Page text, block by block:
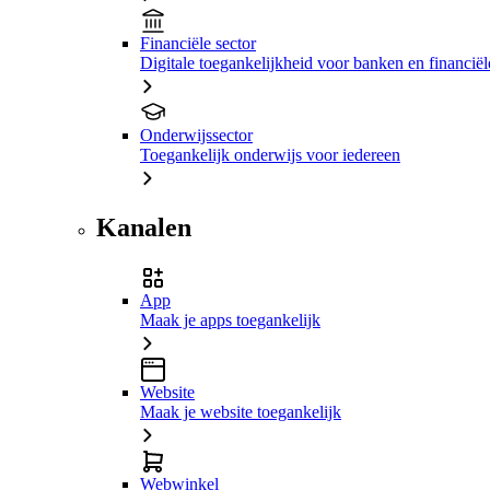
Financiële sector
Digitale toegankelijkheid voor banken en
Onderwijssector
Toegankelijk onderwijs voor iedereen
Kanalen
App
Maak je apps toegankelijk
Website
Maak je website toegankelijk
Webwinkel